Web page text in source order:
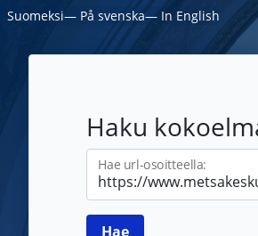
Suomeksi― På svenska― In English
Haku
Hae url-osoitteella: